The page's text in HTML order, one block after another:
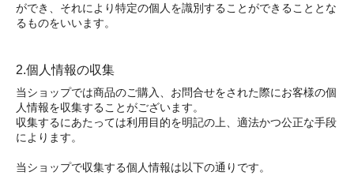
ができ、それにより特定の個人を識別することができることとな
るものをいいます。
2.個人情報の収集
当ショップでは商品のご購入、お問合せをされた際にお客様の個
人情報を収集することがございます。
収集するにあたっては利用目的を明記の上、適法かつ公正な手段
によります。
当ショップで収集する個人情報は以下の通りです。